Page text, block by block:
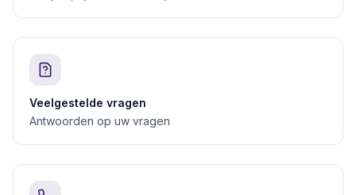
Veelgestelde vragen
Antwoorden op uw vragen